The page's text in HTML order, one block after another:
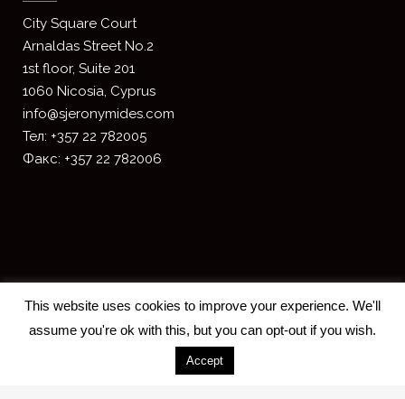
​City Square Court
​Arnaldas Street No.2
1st floor, Suite 201
1060 Nicosia, Cyprus
info@sjeronymides.com
Тел: +357 22 782005
Факс: +357 22 782006
2018 S. JERONYMIDES & CO. LLC -
This website uses cookies to improve your experience. We'll
assume you're ok with this, but you can opt-out if you wish.
Accept